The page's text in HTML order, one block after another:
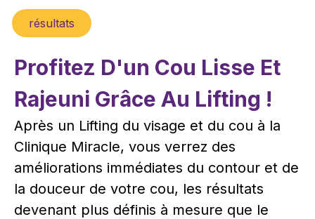
résultats
Profitez D'un Cou Lisse Et
Rajeuni Grâce Au Lifting !
Après un Lifting du visage et du cou à la
Clinique Miracle, vous verrez des
améliorations immédiates du contour et de
la douceur de votre cou, les résultats
devenant plus définis à mesure que le